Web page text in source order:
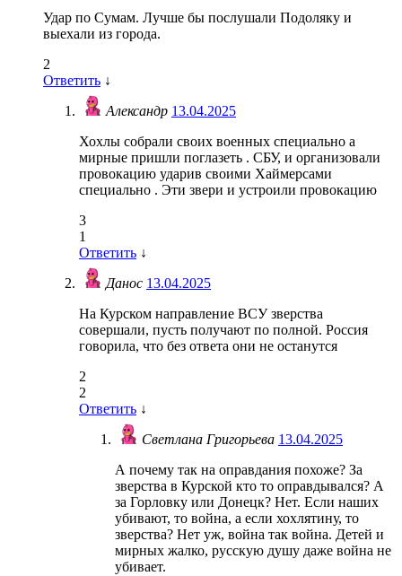
Удар по Сумам. Лучше бы послушали Подоляку и
выехали из города.
2
Ответить ↓
Александр 13.04.2025
Хохлы собрали своих военных специально а
мирные пришли поглазеть . СБУ, и организовали
провокацию ударив своими Хаймерсами
специально . Эти звери и устроили провокацию
3
1
Ответить ↓
Данос 13.04.2025
На Курском направление ВСУ зверства
совершали, пусть получают по полной. Россия
говорила, что без ответа они не останутся
2
2
Ответить ↓
Светлана Григорьева 13.04.2025
А почему так на оправдания похоже? За
зверства в Курской кто то оправдывался? А
за Горловку или Донецк? Нет. Если наших
убивают, то война, а если хохлятину, то
зверства? Нет уж, война так война. Детей и
мирных жалко, русскую душу даже война не
убивает.